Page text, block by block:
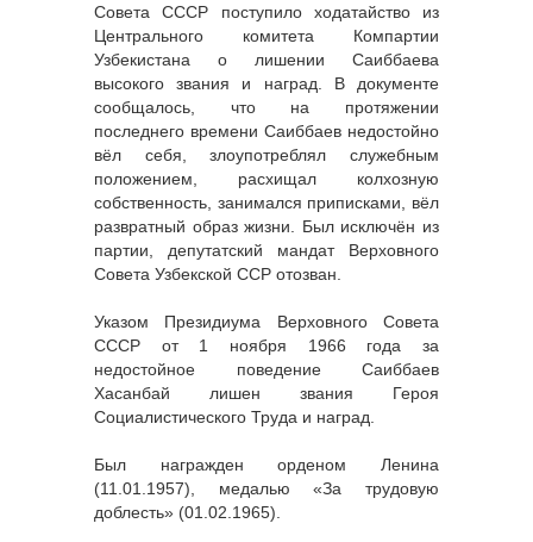
Совета СССР поступило ходатайство из
Центрального комитета Компартии
Узбекистана о лишении Саиббаева
высокого звания и наград. В документе
сообщалось, что на протяжении
последнего времени Саиббаев недостойно
вёл себя, злоупотреблял служебным
положением, расхищал колхозную
собственность, занимался приписками, вёл
развратный образ жизни. Был исключён из
партии, депутатский мандат Верховного
Совета Узбекской ССР отозван.
Указом Президиума Верховного Совета
СССР от 1 ноября 1966 года за
недостойное поведение Саиббаев
Хасанбай лишен звания Героя
Социалистического Труда и наград.
Был награжден орденом Ленина
(11.01.1957), медалью «За трудовую
доблесть» (01.02.1965).